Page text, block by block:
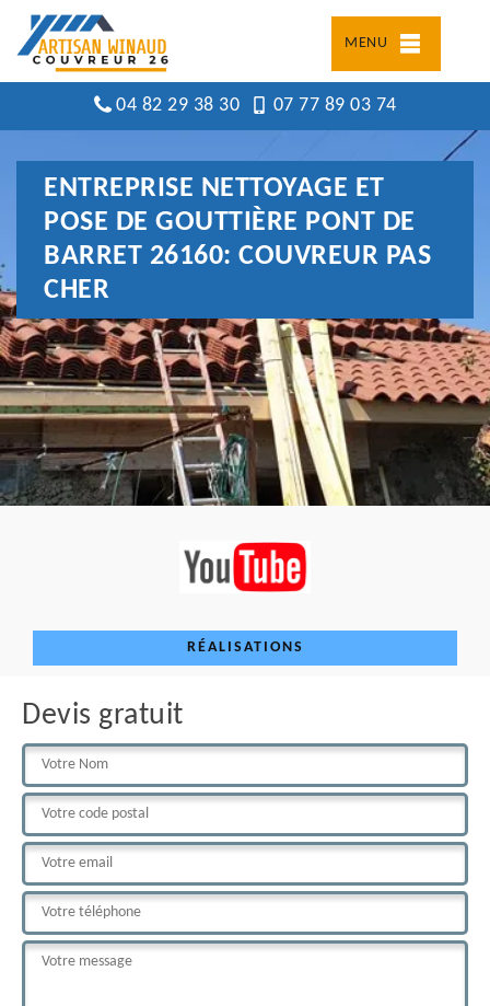
MENU
04 82 29 38 30 07 77 89 03 74
ENTREPRISE NETTOYAGE ET
POSE DE GOUTTIÈRE PONT DE
BARRET 26160: COUVREUR PAS
CHER
RÉALISATIONS
Devis gratuit